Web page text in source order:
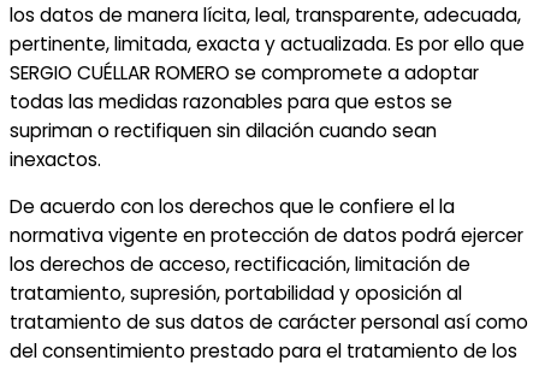
los datos de manera lícita, leal, transparente, adecuada,
pertinente, limitada, exacta y actualizada. Es por ello que
SERGIO CUÉLLAR ROMERO se compromete a adoptar
todas las medidas razonables para que estos se
supriman o rectifiquen sin dilación cuando sean
inexactos.
De acuerdo con los derechos que le confiere el la
normativa vigente en protección de datos podrá ejercer
los derechos de acceso, rectificación, limitación de
tratamiento, supresión, portabilidad y oposición al
tratamiento de sus datos de carácter personal así como
del consentimiento prestado para el tratamiento de los